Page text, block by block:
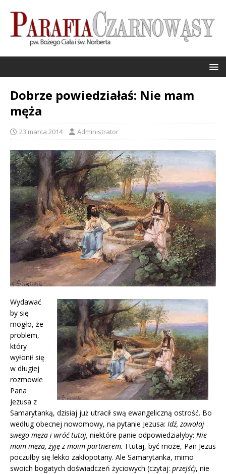
Dobrze powiedziałaś: Nie mam
męża
23 marca 2014 Administrator
Wydawać
by się
mogło, że
problem,
który
wyłonił się
w długiej
rozmowie
Pana
Jezusa z
Samarytanką, dzisiaj już utracił swą ewangeliczną ostrość. Bo
według obecnej nowomowy, na pytanie Jezusa: Idź, zawołaj
swego męża i wróć tutaj, niektóre panie odpowiedziałyby: Nie
mam męża, żyję z moim partnerem. I tutaj, być może, Pan Jezus
poczułby się lekko zakłopotany. Ale Samarytanka, mimo
swoich bogatych doświadczeń życiowych (czytaj: przejść), nie